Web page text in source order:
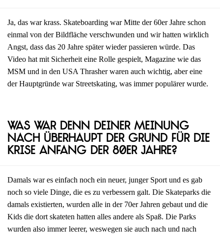
Ja, das war krass. Skateboarding war Mitte der 60er Jahre schon
einmal von der Bildfläche verschwunden und wir hatten wirklich
Angst, dass das 20 Jahre später wieder passieren würde. Das
Video hat mit Sicherheit eine Rolle gespielt, Magazine wie das
MSM und in den USA Thrasher waren auch wichtig, aber eine
der Hauptgründe war Streetskating, was immer populärer wurde.
Was war denn deiner Meinung
nach überhaupt der Grund für die
Krise Anfang der 80er Jahre?
Damals war es einfach noch ein neuer, junger Sport und es gab
noch so viele Dinge, die es zu verbessern galt. Die Skateparks die
damals existierten, wurden alle in der 70er Jahren gebaut und die
Kids die dort skateten hatten alles andere als Spaß. Die Parks
wurden also immer leerer, weswegen sie auch nach und nach